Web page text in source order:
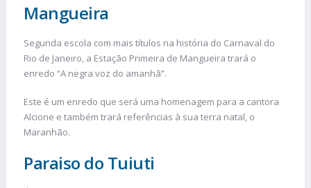
Mangueira
Segunda escola com mais títulos na história do Carnaval do
Rio de Janeiro, a Estação Primeira de Mangueira trará o
enredo “A negra voz do amanhã”.
Este é um enredo que será uma homenagem para a cantora
Alcione e também trará referências à sua terra natal, o
Maranhão.
Paraiso do Tuiuti